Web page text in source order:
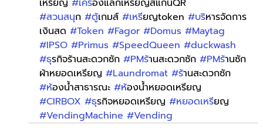
เหรียญ #เครื่องแลกเหรียญสแกนQR
#สวนสนุก #ตู้เกมส์ #เหรียญtoken #บริหารจัดการ
เงินสด #Token #Fagor #Domus #Maytag
#IPSO #Primus #SpeedQueen #duckwash
#ธุรกิจร้านสะดวกซัก #PMร้านสะดวกซัก #PMร้านซัก
ผ้าหยอดเหรียญ #Laundromat #ร้านสะดวกซัก
#ห้องน้ำสาธารณะ #ห้องน้ำหยอดเหรียญ
#CIRBOX #ธุรกิจหยอดเหรียญ #หยอดเหรียญ
#VendingMachine #Vending